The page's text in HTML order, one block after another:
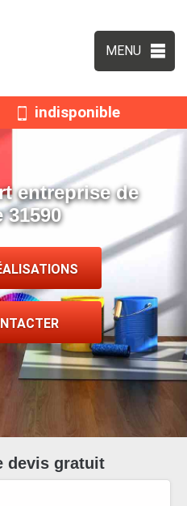
MENU
indisponible
entreprise de
devis gratuit